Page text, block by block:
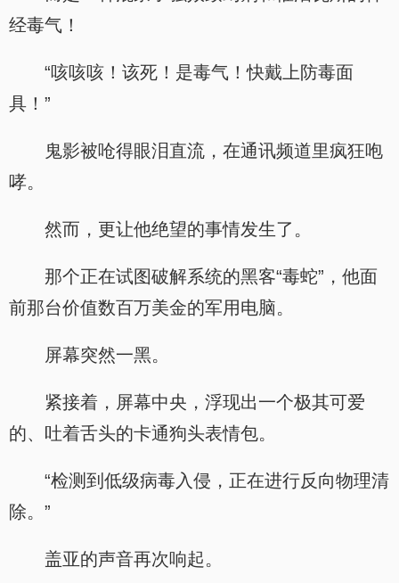
经毒气！
“咳咳咳！该死！是毒气！快戴上防毒面
具！”
鬼影被呛得眼泪直流，在通讯频道里疯狂咆
哮。
然而，更让他绝望的事情发生了。
那个正在试图破解系统的黑客“毒蛇”，他面
前那台价值数百万美金的军用电脑。
屏幕突然一黑。
紧接着，屏幕中央，浮现出一个极其可爱
的、吐着舌头的卡通狗头表情包。
“检测到低级病毒入侵，正在进行反向物理清
除。”
盖亚的声音再次响起。